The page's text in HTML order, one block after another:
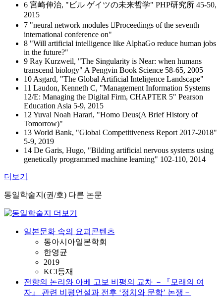
6 宮崎伸治, "ビル ゲイツの未来哲学" PHP研究所 45-50,
2015
7 "neural network modules Proceedings of the seventh
international conference on"
8 "Will artificial intelligence like AlphaGo reduce human jobs
in the future?"
9 Ray Kurzweil, "The Singularity is Near: when humans
transcend biology" A Pengvin Book Science 58-65, 2005
10 Asgard, "The Global Artificial Inteligence Landscape"
11 Laudon, Kenneth C, "Management Information Systems
12/E: Managing the Digital Firm, CHAPTER 5" Pearson
Education Asia 5-9, 2015
12 Yuval Noah Harari, "Homo Deus(A Brief History of
Tomorrow)"
13 World Bank, "Global Competitiveness Report 2017-2018"
5-9, 2019
14 De Garis, Hugo, "Bilding artificial nervous systems using
genetically programmed machine learning" 102-110, 2014
더보기
동일학술지(권/호) 다른 논문
일본문화 속의 요괴콘텐츠
동아시아일본학회
한영균
2019
KCI등재
전향의 논리와 아베 고보 비평의 교차 －『모래의 여
자』 관련 비평언설과 전후 ‘정치와 문학’ 논쟁－